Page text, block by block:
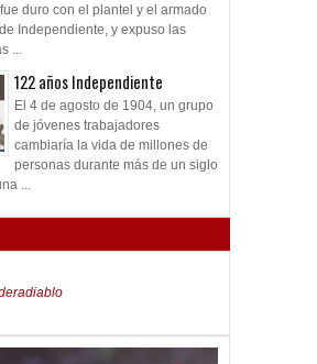
duro con el plantel y el armado
Independiente, y expuso las
...
122 años Independiente
El 4 de agosto de 1904, un grupo
de jóvenes trabajadores
cambiaría la vida de millones de
personas durante más de un siglo
...